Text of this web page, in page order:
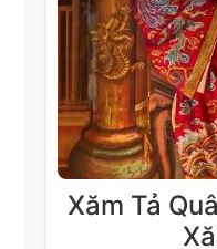
Xăm Tả